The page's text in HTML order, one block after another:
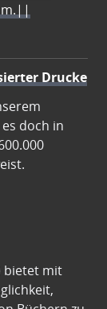
Drucke
doch in
bietet mit